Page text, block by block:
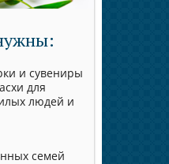
и сувениры
для
людей и
семей